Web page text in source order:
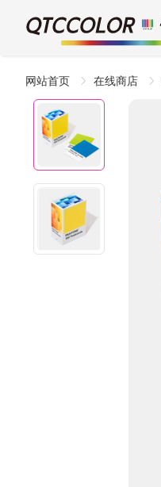
网站首页 在线商店